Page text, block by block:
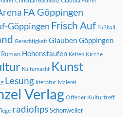
FA Göppingen
Göppingen Frisch Auf Fußball
Gerechtigkeit Glauben Göppingen
Hohenstaufen Kelten Kirche
Kulturnacht Kunst
Lesung literatur Malerei
Verlag Offener Kulturtreff
radiofipsSchönweiler